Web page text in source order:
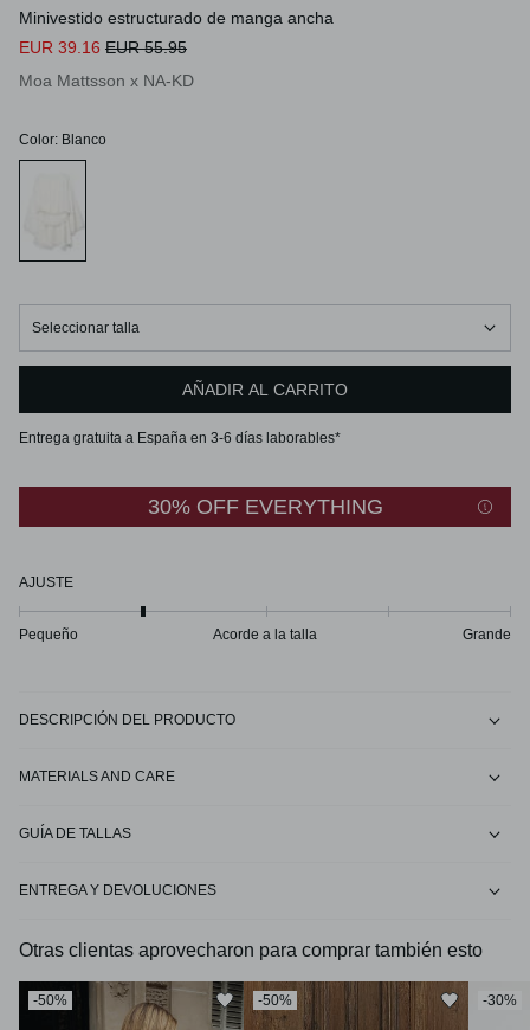
Minivestido estructurado de manga ancha
EUR 39.16 EUR 55.95
Moa Mattsson x NA-KD
Color: Blanco
Seleccionar talla
AÑADIR AL CARRITO
Entrega gratuita a España en 3-6 días laborables*
30% OFF EVERYTHING
AJUSTE
Pequeño Acorde a la talla Grande
DESCRIPCIÓN DEL PRODUCTO
MATERIALS AND CARE
GUÍA DE TALLAS
ENTREGA Y DEVOLUCIONES
Otras clientas aprovecharon para comprar también esto
-50% -50% -30%